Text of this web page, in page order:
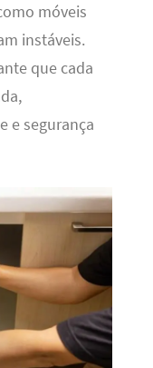
móveis
instáveis.
que cada
e segurança